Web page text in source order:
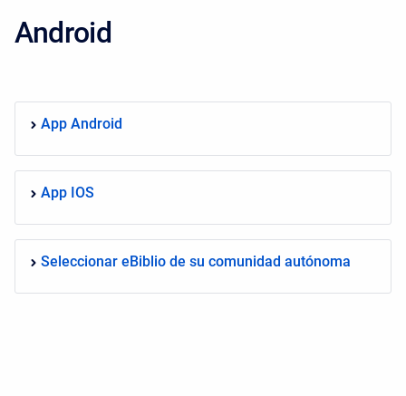
Android
App Android
App IOS
Seleccionar eBiblio de su comunidad autónoma